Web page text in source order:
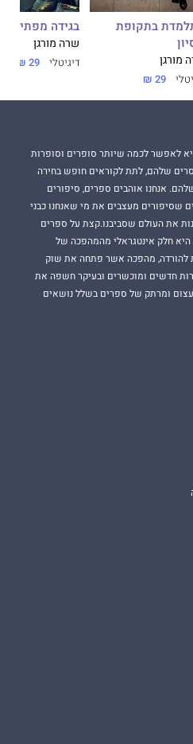
בתקופת
מורגן
29 ₪
בגידה מפתיעה
שרה מורגן
דיגיטלי 29 ₪
לאפשר לכמה שיותר סופרים וסופרות
שלהם, לתת לקוראים חופש בחירה
אנחנו אוהבים ספרים, סיפורים
שסיפורים מעצבים את מי שאנחנו כבני
את העולם שסביבנו.קצת על ספרים
היא חלק אינטגראלי מהמהפכה של
להורדה, מהפכה אשר פתחה את שוק
חדשים ומוכשרים ובעיקר חשפה את
ומרתק של ספרים בשלל נושאים